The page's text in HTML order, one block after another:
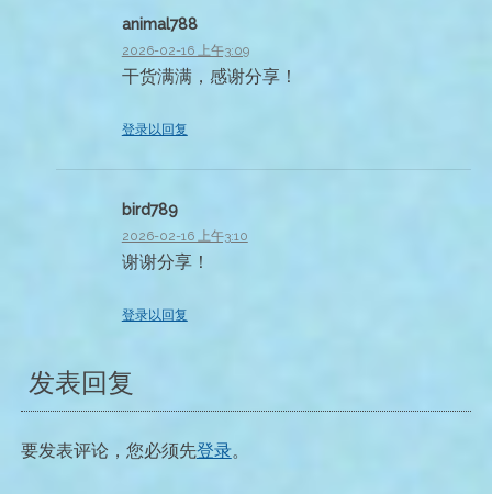
animal788
2026-02-16 上午3:09
干货满满，感谢分享！
登录以回复
bird789
2026-02-16 上午3:10
谢谢分享！
登录以回复
发表回复
要发表评论，您必须先登录。